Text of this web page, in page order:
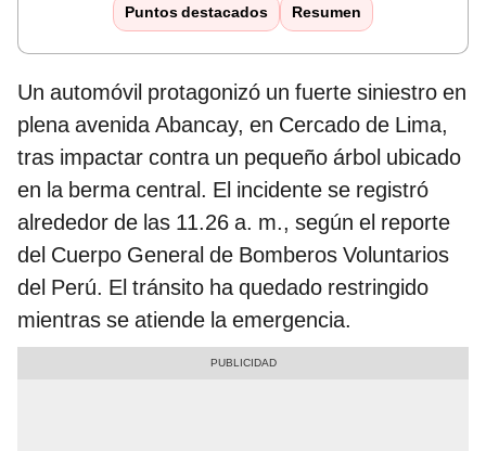
Puntos destacados Resumen
Un automóvil protagonizó un fuerte siniestro en
plena avenida Abancay, en Cercado de Lima,
tras impactar contra un pequeño árbol ubicado
en la berma central. El incidente se registró
alrededor de las 11.26 a. m., según el reporte
del Cuerpo General de Bomberos Voluntarios
del Perú. El tránsito ha quedado restringido
mientras se atiende la emergencia.